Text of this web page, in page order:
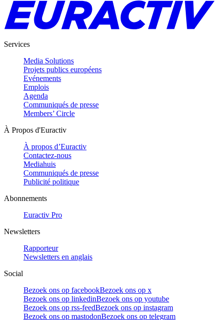
Services
Media Solutions
Projets publics européens
Evénements
Emplois
Agenda
Communiqués de presse
Members’ Circle
À Propos d'Euractiv
À propos d’Euractiv
Contactez-nous
Mediahuis
Communiqués de presse
Publicité politique
Abonnements
Euractiv Pro
Newsletters
Rapporteur
Newsletters en anglais
Social
Bezoek ons op facebookBezoek ons op x
Bezoek ons op linkedinBezoek ons op youtube
Bezoek ons op rss-feedBezoek ons op instagram
Bezoek ons op mastodonBezoek ons op telegram